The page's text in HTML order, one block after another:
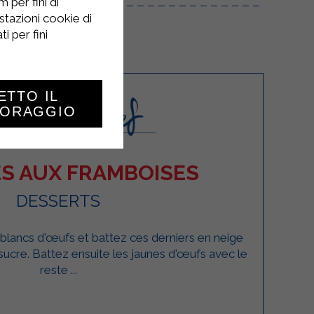
AUX FRAMBOISES
DESSERTS
d'œufs et battez ces derniers en neige
Battez ensuite les jaunes d'œufs avec le
reste ...
cookie di
per fini
IL